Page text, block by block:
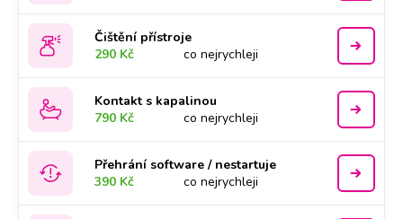
Čištění přístroje
290 Kč
co nejrychleji
Kontakt s kapalinou
790 Kč
co nejrychleji
Přehrání software / nestartuje
390 Kč
co nejrychleji